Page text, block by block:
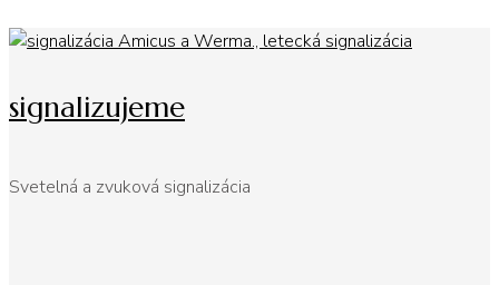
signalizujeme
Svetelná a zvuková signalizácia